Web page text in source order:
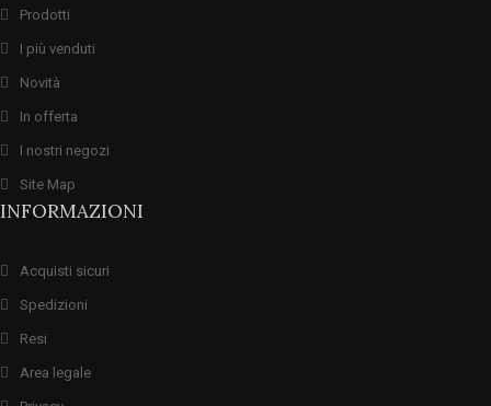
Prodotti
I più venduti
Novità
In offerta
I nostri negozi
Site Map
INFORMAZIONI
Acquisti sicuri
Spedizioni
Resi
Area legale